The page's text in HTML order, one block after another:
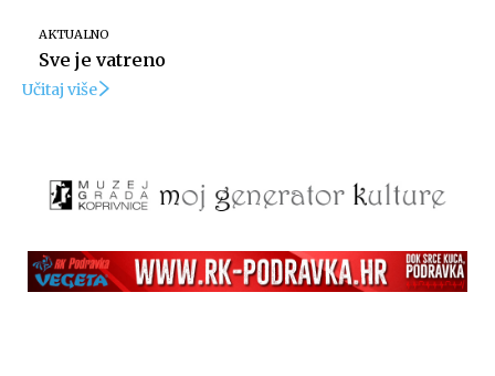
AKTUALNO
Sve je vatreno
Učitaj više